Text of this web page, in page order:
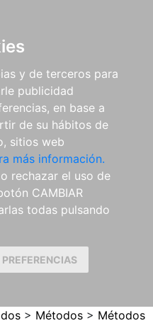
y de terceros para
publicidad
en base a
de su hábitos de
sitios web
más información.
rechazar el uso de
CAMBIAR
todas pulsando
> Métodos > Métodos